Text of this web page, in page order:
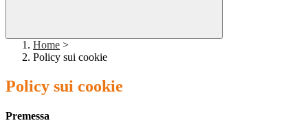
Home >
Policy sui cookie
Policy sui cookie
Premessa